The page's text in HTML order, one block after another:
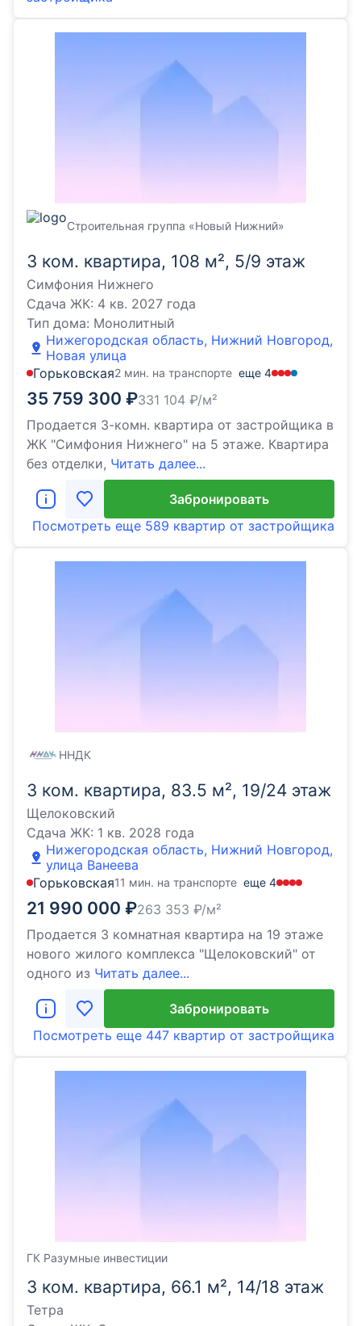
3 ком. квартира, 108 м², 5/9 этаж
Симфония Нижнего
Сдача ЖК: 4 кв. 2027 года
Тип дома: Монолитный
Нижегородская область, Нижний Новгород,
Новая улица
Горьковская2 мин. на транспорте еще 4
35 759 300 ₽331 104 ₽/м²
Продается 3-комн. квартира от застройщика в
ЖК "Симфония Нижнего" на 5 этаже. Квартира
без отделки, Читать далее...
Строительная группа «Новый Нижний»
Забронировать
Посмотреть еще 589 квартир от застройщика
3 ком. квартира, 83.5 м², 19/24 этаж
Щелоковский
Сдача ЖК: 1 кв. 2028 года
Нижегородская область, Нижний Новгород,
улица Ванеева
Горьковская11 мин. на транспорте еще 4
21 990 000 ₽263 353 ₽/м²
Продается 3 комнатная квартира на 19 этаже
нового жилого комплекса "Щелоковский" от
одного из Читать далее...
ННДК
Забронировать
Посмотреть еще 447 квартир от застройщика
3 ком. квартира, 66.1 м², 14/18 этаж
Тетра
ГК Разумные инвестиции